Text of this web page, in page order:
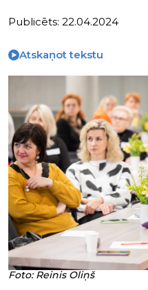
Publicēts: 22.04.2024
Atskaņot tekstu
Foto: Reinis Oliņš